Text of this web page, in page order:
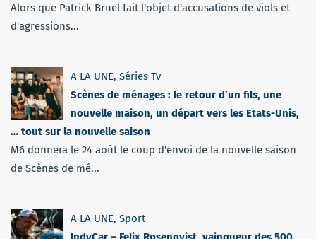
Alors que Patrick Bruel fait l'objet d'accusations de viols et
d'agressions...
A LA UNE, Séries Tv
Scènes de ménages : le retour d’un fils, une
nouvelle maison, un départ vers les Etats-Unis,
… tout sur la nouvelle saison
M6 donnera le 24 août le coup d'envoi de la nouvelle saison
de Scènes de mé...
A LA UNE, Sport